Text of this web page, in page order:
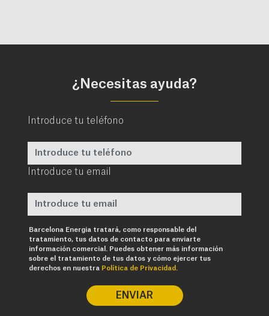
¿Necesitas ayuda?
Introduce tu teléfono
Introduce tu email
Barcelona Energia tratará, como responsable del
tratamiento, tus datos de contacto para enviarte
información comercial. Puedes obtener más información
sobre el tratamiento de tus datos y cómo ejercer tus
derechos en nuestra Política de Privacidad.
ENVIAR